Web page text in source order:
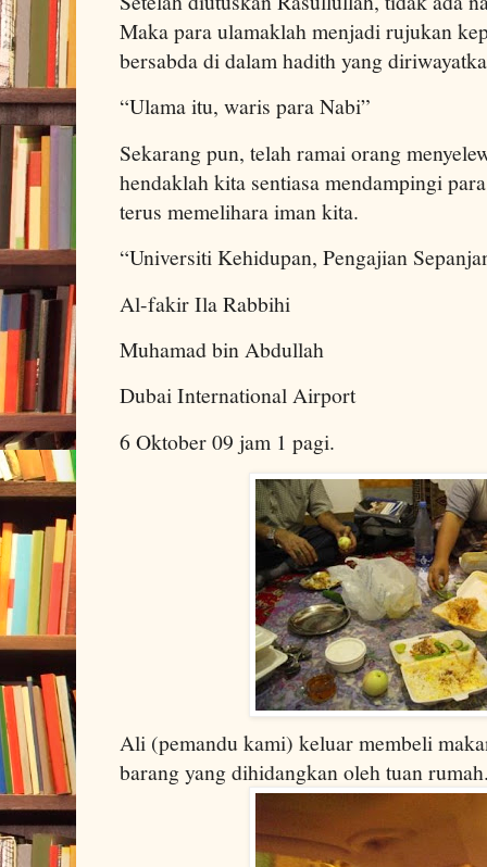
Maka para ulamaklah menjadi rujukan
bersabda di dalam hadith yang
“Ulama itu, waris para Nabi”
Sekarang pun, telah ramai orang
hendaklah kita sentiasa mendampingi
terus memelihara iman kita.
“Universiti Kehidupan, Pengajian
Al-fakir Ila Rabbihi
Muhamad bin Abdullah
Dubai International Airport
6 Oktober 09 jam 1 pagi.
Ali (pemandu kami) keluar membeli
barang yang dihidangkan oleh tuan